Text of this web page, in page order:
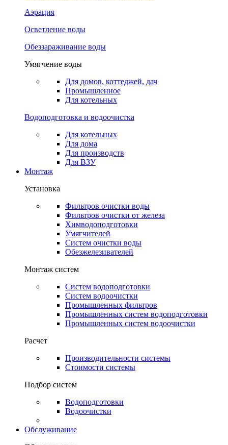
Аэрация
Осветление воды
Обеззараживание воды
Умягчение воды
Для домов, коттеджей, дач
Промышленное
Для котельных
Водоподготовка и водоочистка
Для котельных
Для дома
Для производств
Для ВЗУ
Монтаж
Установка
Фильтров очистки воды
Фильтров очистки от железа
Химводоподготовки
Умягчителей
Систем очистки воды
Обезжелезивателей
Монтаж систем
Систем водоподготовки
Систем водоочистки
Промышленных фильтров
Промышленных систем водоподготовки
Промышленных систем водоочистки
Расчет
Производительности системы
Стоимости системы
Подбор систем
Водоподготовки
Водоочистки
Обслуживание